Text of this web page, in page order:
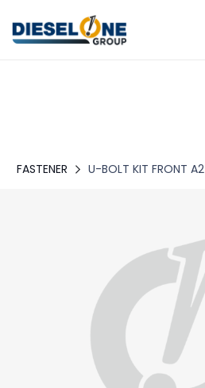
FASTENER U-BOLT KIT FRONT A2